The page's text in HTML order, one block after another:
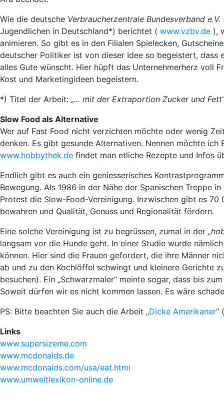
Wie die deutsche Verbraucherzentrale Bundesverband e.V.
Jugendlichen in Deutschland*) berichtet ( www.vzbv.de ),
animieren. So gibt es in den Filialen Spielecken,
deutscher Politiker ist von dieser Idee so begeistert, dass
alles Gute wünscht. Hier hüpft das Unternehmerherz voll
Kost und Marketingideen begeistern.
*) Titel der Arbeit: „... mit der Extraportion Zucker und Fett“
Slow Food als Alternative
Wer auf Fast Food nicht verzichten möchte oder wenig
denken. Es gibt gesunde Alternativen. Nennen möchte
www.hobbythek.de findet man etliche Rezepte und Infos
Endlich gibt es auch ein geniesserisches
Bewegung. Als 1986 in der Nähe der Spanischen Treppe
Protest die Slow-Food-Vereinigung. Inzwischen gibt es
bewahren und Qualität, Genuss und Regionalität fördern.
Eine solche Vereinigung ist zu begrüssen, zumal in der
langsam vor die Hunde geht. In einer Studie wurde
können. Hier sind die Frauen gefordert, die ihre Männer
ab und zu den Kochlöffel schwingt und kleinere Gerichte
besuchen). Ein „Schwarzmaler“ meinte sogar, dass bis
Soweit dürfen wir es nicht kommen lassen. Es wäre
PS: Bitte beachten Sie auch die Arbeit „Dicke Amerikaner“
Links
www.supersizeme.com
www.mcdonalds.de
www.mcdonalds.com/usa/eat.html
www.umweltlexikon-online.de